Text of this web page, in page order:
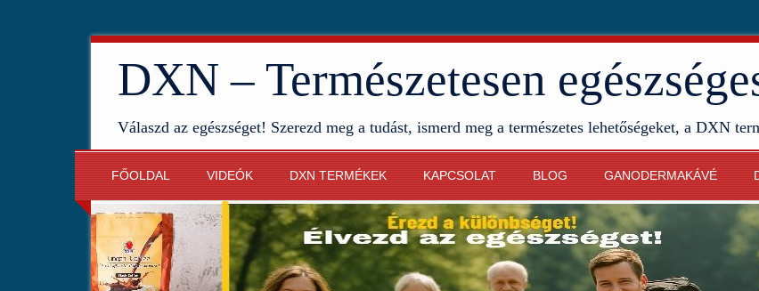
DXN – Természetesen
Válaszd az egészséget! Szerezd meg a tudást, ismerd meg a természetes lehetőségeket, a DXN
FŐOLDAL VIDEÓK DXN TERMÉKEK KAPCSOLAT BLOG GANODERMAKÁVÉ